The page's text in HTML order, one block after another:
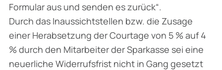
Formular aus und senden es zurück“.
Durch das Inaussichtstellen bzw. die Zusage
einer Herabsetzung der Courtage von 5 % auf 4
% durch den Mitarbeiter der Sparkasse sei eine
neuerliche Widerrufsfrist nicht in Gang gesetzt